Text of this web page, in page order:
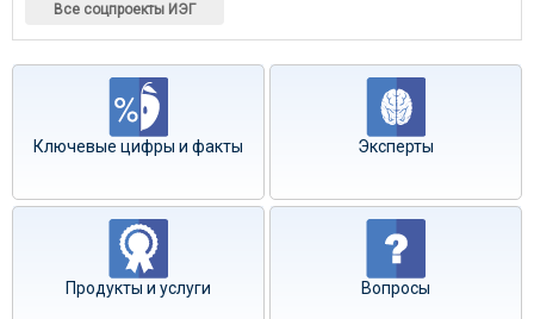
Все соцпроекты ИЭГ
Ключевые цифры и факты Эксперты
Продукты и услуги Вопросы